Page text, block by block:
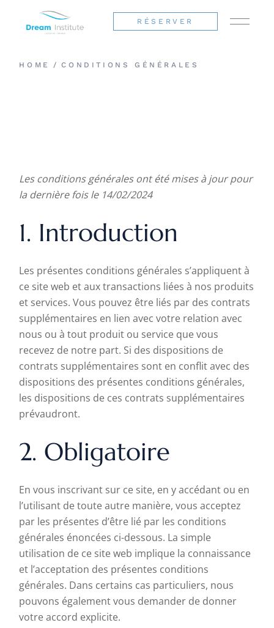
content
RÉSERVER
HOME CONDITIONS GÉNÉRALES
Les conditions générales ont été mises à jour pour
la dernière fois le 14/02/2024
1. Introduction
Les présentes conditions générales s’appliquent à
ce site web et aux transactions liées à nos produits
et services. Vous pouvez être liés par des contrats
supplémentaires en lien avec votre relation avec
nous ou à tout produit ou service que vous
recevez de notre part. Si des dispositions de
contrats supplémentaires sont en conflit avec des
dispositions des présentes conditions générales,
les dispositions de ces contrats supplémentaires
prévaudront.
2. Obligatoire
En vous inscrivant sur ce site, en y accédant ou en
l’utilisant de toute autre manière, vous acceptez
par les présentes d’être lié par les conditions
générales énoncées ci-dessous. La simple
utilisation de ce site web implique la connaissance
et l’acceptation des présentes conditions
générales. Dans certains cas particuliers, nous
pouvons également vous demander de donner
votre accord explicite.